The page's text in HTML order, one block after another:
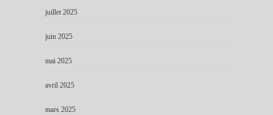
juillet 2025
juin 2025
mai 2025
avril 2025
mars 2025